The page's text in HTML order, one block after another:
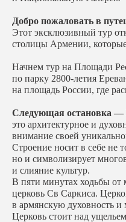
Добро пожаловать в
Этот эксклюзивный тур
столицы Армении,
Начнем тур на Площади
по парку 2800-летия
на площадь России, где
Следующая остановка —
это архитектурное и
внимание своей
Строение носит в себе не
но и символизирует
и слияние культур.
В пяти минутах ходьбы от
церковь Св Саркиса.
в армянскую духовность
Церковь стоит над